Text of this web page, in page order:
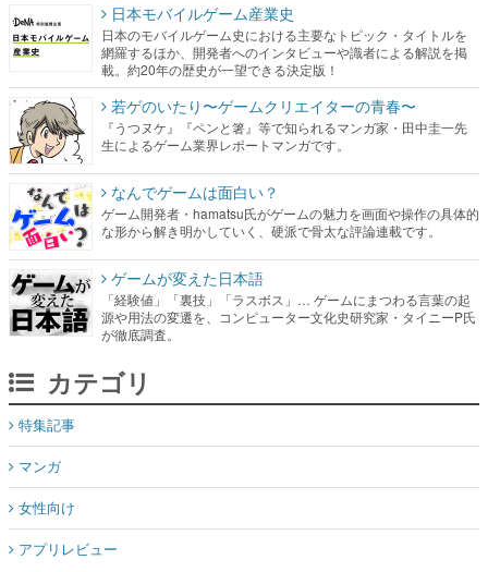
日本モバイルゲーム産業史
日本のモバイルゲーム史における主要なトピック・タイトルを
網羅するほか、開発者へのインタビューや識者による解説を掲
載。約20年の歴史が一望できる決定版！
若ゲのいたり〜ゲームクリエイターの青春〜
『うつヌケ』『ペンと箸』等で知られるマンガ家・田中圭一先
生によるゲーム業界レポートマンガです。
なんでゲームは面白い？
ゲーム開発者・hamatsu氏がゲームの魅力を画面や操作の具体的
な形から解き明かしていく、硬派で骨太な評論連載です。
ゲームが変えた日本語
「経験値」「裏技」「ラスボス」… ゲームにまつわる言葉の起
源や用法の変遷を、コンピューター文化史研究家・タイニーP氏
が徹底調査。
カテゴリ
特集記事
マンガ
女性向け
アプリレビュー